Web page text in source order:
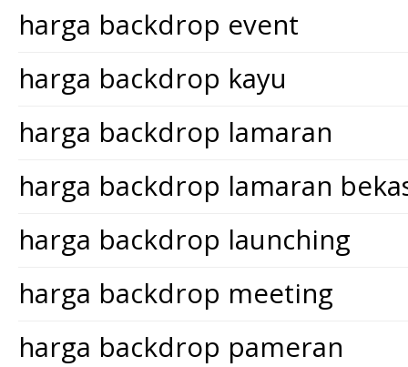
harga backdrop event
harga backdrop kayu
harga backdrop lamaran
harga backdrop lamaran
harga backdrop launching
harga backdrop meeting
harga backdrop pameran